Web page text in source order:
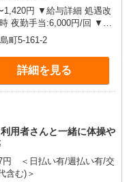
与詳細 処遇改
勤手当:6,000円/回 ▼下
年始手当：380円/時 寸
月） ※業績による ※処
(3ヶ月)は支給なし
町5-161-2
詳細を見る
用者さんと一緒に体操や
円 ＜日払い有/週払い有/交
含む)＞